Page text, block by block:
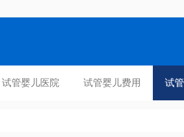
试管婴儿医院 试管婴儿费用 试